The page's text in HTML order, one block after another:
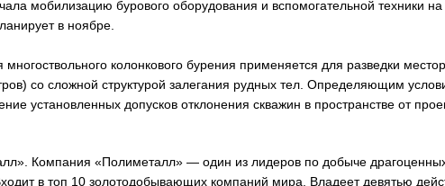
мобилизацию бурового оборудования и вспомогательной техники
в ноябре.
многоствольного колонкового бурения применяется для разведки
со сложной структурой залегания рудных тел. Определяющим
установленных допусков отклонения скважин в пространстве от
Компания «Полиметалл» — один из лидеров по добыче
в топ 10 золотодобывающих компаний мира. Владеет девятью